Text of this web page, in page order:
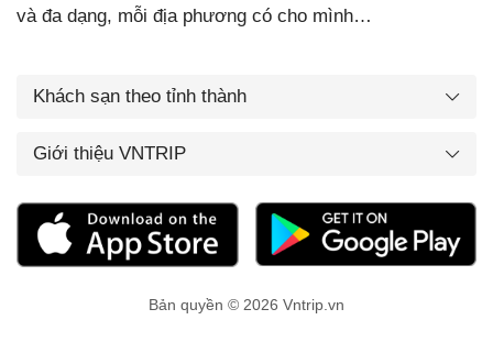
và đa dạng, mỗi địa phương có cho mình…
Khách sạn theo tỉnh thành
Giới thiệu VNTRIP
Bản quyền © 2026 Vntrip.vn